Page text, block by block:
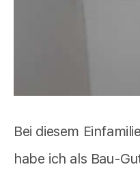
Bei diesem
habe ich als Bau-